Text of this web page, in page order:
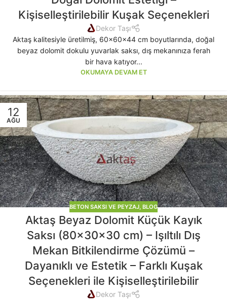
Kişiselleştirilebilir Kuşak Seçenekleri
Dekor Taşı
Aktaş kalitesiyle üretilmiş, 60x60x44 cm boyutlarında, doğal
beyaz dolomit dokulu yuvarlak saksı, dış mekanınıza ferah
bir hava katıyor...
OKUMAYA DEVAM ET
12
AĞU
BETON SAKSI VE PEYZAJ BLOG
Aktaş Beyaz Dolomit Küçük Kayık
Saksı (80x30x30 cm) – Işıltılı Dış
Mekan Bitkilendirme Çözümü –
Dayanıklı ve Estetik – Farklı Kuşak
Seçenekleri ile Kişiselleştirilebilir
Dekor Taşı